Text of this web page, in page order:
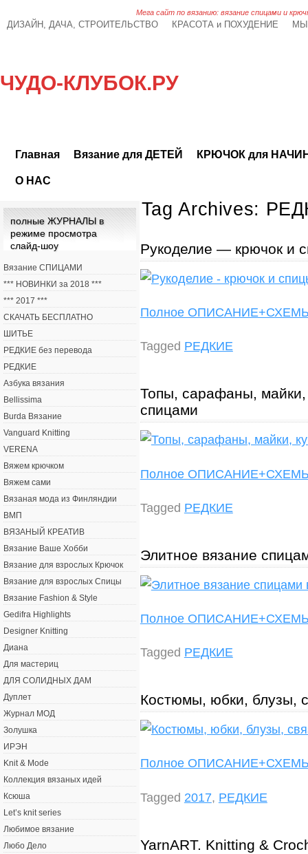
Мега сайт по вязанию: вязание спицами и
ДИЗАЙН, ДАЧА, СТРОИТЕЛЬСТВО КРАСОТА и ПОХУДЕНИЕ
ЧУДО-КЛУБОК.РУ
Главная Вязание для ДЕТЕЙ КРЮЧОК для
О НАС
Tag Archives:
Рукоделие — крючок и
Полное
Tagged РЕДКИЕ
Топы, сарафаны, майки,
спицами
Полное
Tagged РЕДКИЕ
Элитное вязание
Полное
Tagged РЕДКИЕ
Костюмы, юбки, блузы,
Полное
Tagged 2017, РЕДКИЕ
YarnART. Knitting &
полные ЖУРНАЛЫ в
режиме просмотра
слайд-шоу
Вязание СПИЦАМИ
*** НОВИНКИ за 2018 ***
*** 2017 ***
СКАЧАТЬ БЕСПЛАТНО
ШИТЬЕ
РЕДКИЕ без перевода
РЕДКИЕ
Азбука вязания
Bellissima
Burda Вязание
Vanguard Knitting
VERENA
Вяжем крючком
Вяжем сами
Вязаная мода из Финляндии
ВМП
ВЯЗАНЫЙ КРЕАТИВ
Вязание Ваше Хобби
Вязание для взрослых Крючок
Вязание для взрослых Спицы
Вязание Fashion & Style
Gedifra Highlights
Designer Knitting
Диана
Для мастериц
ДЛЯ СОЛИДНЫХ ДАМ
Дуплет
Журнал МОД
Золушка
ИРЭН
Knit & Mode
Коллекция вязаных идей
Ксюша
Let’s knit series
Любимое вязание
Любо Дело